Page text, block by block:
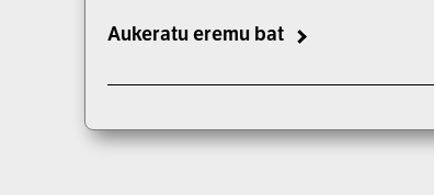
Aukeratu eremu bat